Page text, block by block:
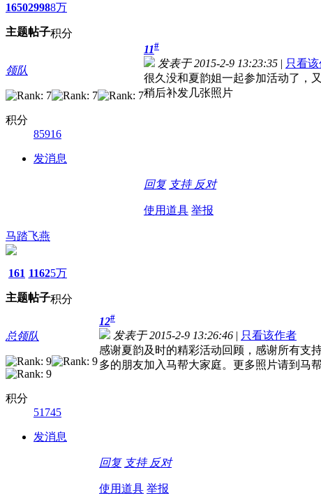
1650
主题
2998
帖子
8万
积分
领队
积分
85916
发消息
11#
发表于 2015-2-9 13:23:35 | 只看
很久没和夏韵姐一起参加活动了，
稍后补发几张照片
回复 支持 反对
使用道具 举报
马踏飞燕
161
主题
1162
帖子
5万
积分
总领队
积分
51745
发消息
12#
发表于 2015-2-9 13:26:46 | 只看该作者
感谢夏韵及时的精彩活动回顾，感谢所有支
多的朋友加入马帮大家庭。更多照片请到马
回复 支持 反对
使用道具 举报